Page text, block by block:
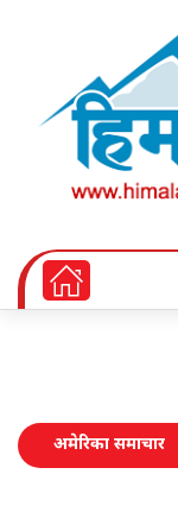
अमेरिका समाचार